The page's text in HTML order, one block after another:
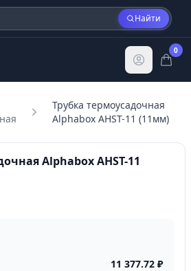
Найти
0
Трубка термоусадочная
Alphabox AHST-11 (11мм)
Alphabox AHST-11
11 377.72 ₽